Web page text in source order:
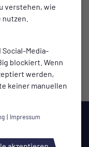
verstehen, wie
Media-
blockiert. Wenn
werden,
keiner manuellen
| Impressum